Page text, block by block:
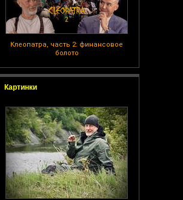
Клеопатра, часть 2: финансовое
болото
Картинки